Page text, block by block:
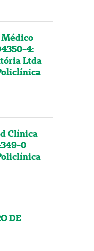
Médico
4:
Ltda
Clínica
0
DE